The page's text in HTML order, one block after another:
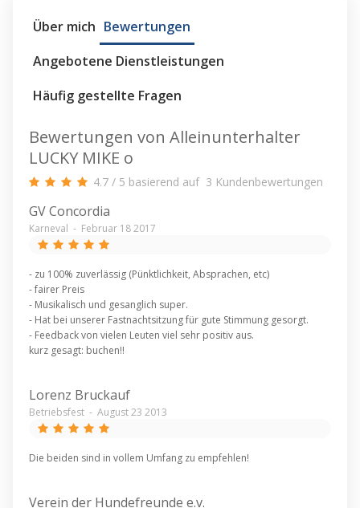
Über mich Bewertungen
Angebotene Dienstleistungen
Häufig gestellte Fragen
Bewertungen von Alleinunterhalter
LUCKY MIKE o
4.7 / 5 basierend auf 3 Kundenbewertungen
GV Concordia
Karneval - Februar 18 2017
- zu 100% zuverlässig (Pünktlichkeit, Absprachen, etc)
- fairer Preis
- Musikalisch und gesanglich super.
- Hat bei unserer Fastnachtsitzung für gute Stimmung gesorgt.
- Feedback von vielen Leuten viel sehr positiv aus.
kurz gesagt: buchen!!
Lorenz Bruckauf
Betriebsfest - August 23 2013
Die beiden sind in vollem Umfang zu empfehlen!
Verein der Hundefreunde e.v.